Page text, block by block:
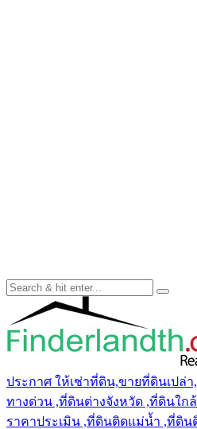
ประกาศ ให้เช่าที่ดิน,ขายที่ดินเปล่
ทางด่วน ,ที่ดินต่างจังหวัด ,ที่ดินใก
ราคาประเมิน ,ที่ดินติดแม่น้ำ ,ที่ดิน